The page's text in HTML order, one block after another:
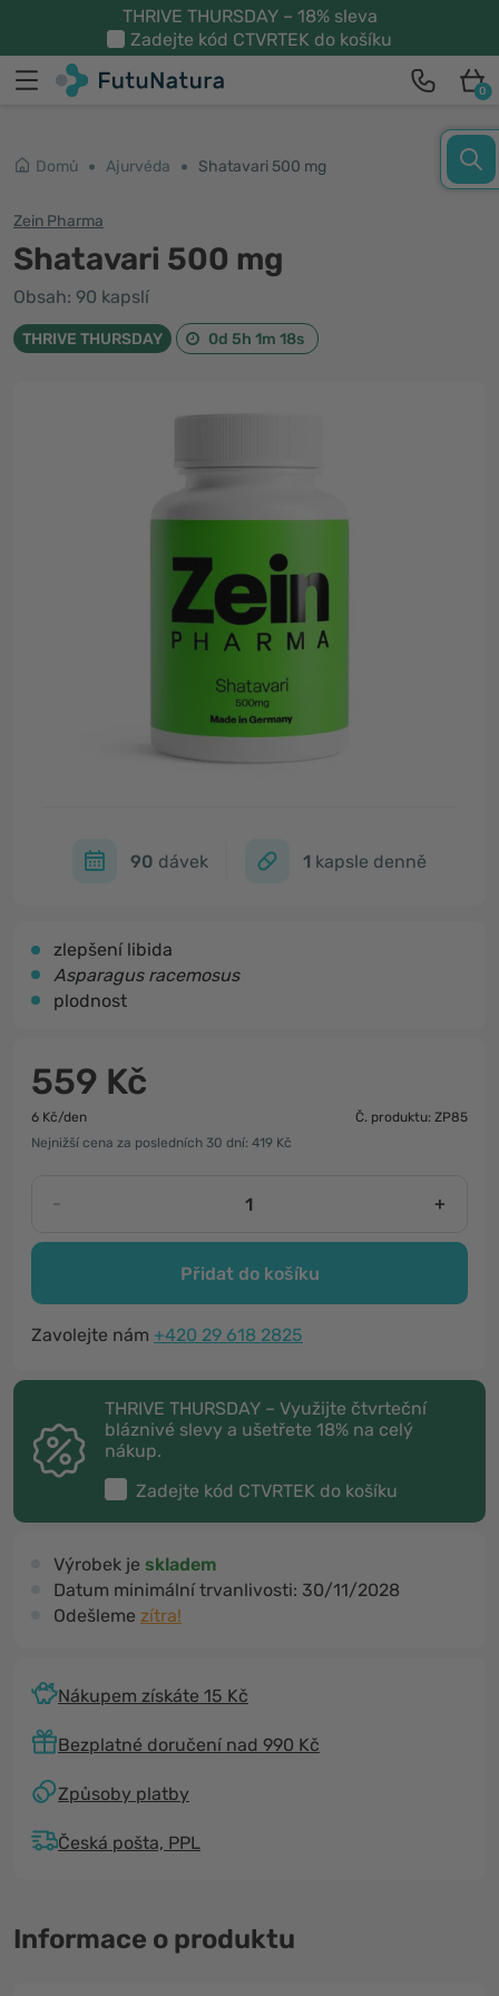
THRIVE THURSDAY – 18% sleva
Zadejte kód CTVRTEK do košíku
0
Domů Ajurvéda Shatavari 500 mg
Zein Pharma
Shatavari 500 mg
Obsah: 90 kapslí
THRIVE THURSDAY 0d 5h 1m 18s
90 dávek 1 kapsle denně
zlepšení libida
Asparagus racemosus
plodnost
559 Kč
6 Kč/den
Č. produktu: ZP85
Nejnižší cena za posledních 30 dní: 419 Kč
- +
Přidat do košíku
Zavolejte nám +420 29 618 2825
THRIVE THURSDAY – Využijte čtvrteční
bláznivé slevy a ušetřete 18% na celý
nákup.
Zadejte kód CTVRTEK do košíku
Výrobek je skladem
Datum minimální trvanlivosti: 30/11/2028
Odešleme zítra!
Nákupem získáte 15 Kč
Bezplatné doručení nad 990 Kč
Způsoby platby
Česká pošta, PPL
Informace o produktu